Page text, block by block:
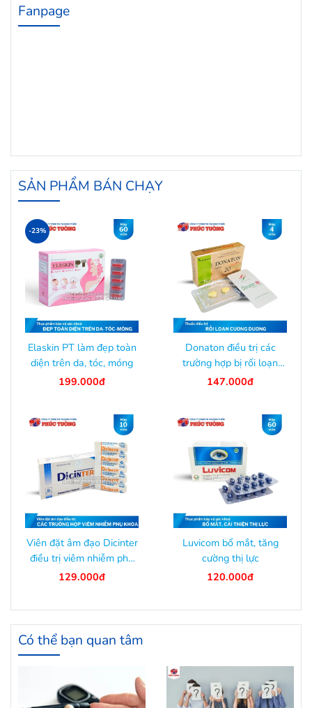
Fanpage
SẢN PHẨM BÁN CHẠY
Elaskin PT làm đẹp toàn
diện trên da, tóc, móng
199.000đ
-23%
Donaton điều trị các
trường hợp bị rối loạn
cương dương
147.000đ
Viên đặt âm đạo Dicinter
điều trị viêm nhiễm phụ
khoa
129.000đ
Luvicom bổ mắt, tăng
cường thị lực
120.000đ
Có thể bạn quan tâm